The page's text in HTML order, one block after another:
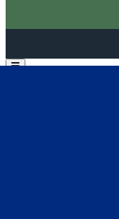
Open main menu